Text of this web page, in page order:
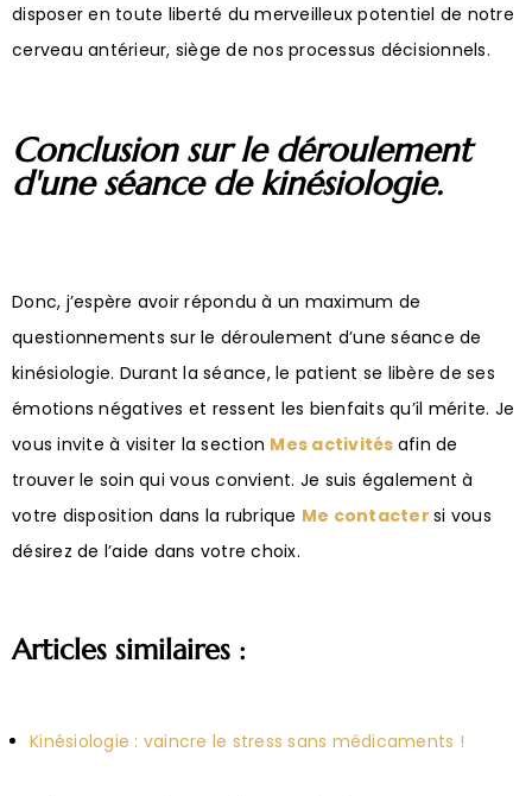
disposer en toute liberté du merveilleux potentiel de notre
cerveau antérieur, siège de nos processus décisionnels.
Conclusion sur le déroulement
d'une séance de kinésiologie.
Donc, j’espère avoir répondu à un maximum de
questionnements sur le déroulement d’une séance de
kinésiologie. Durant la séance, le patient se libère de ses
émotions négatives et ressent les bienfaits qu’il mérite. Je
vous invite à visiter la section Mes activités afin de
trouver le soin qui vous convient. Je suis également à
votre disposition dans la rubrique Me contacter si vous
désirez de l’aide dans votre choix.
Articles similaires :
Kinésiologie : vaincre le stress sans médicaments !